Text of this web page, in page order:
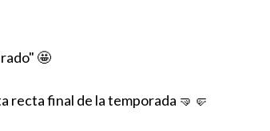
🤩
recta final de la temporada 🤜🤛